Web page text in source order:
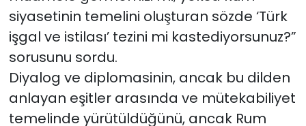
siyasetinin temelini oluşturan sözde ‘Türk
işgal ve istilası’ tezini mi kastediyorsunuz?”
sorusunu sordu.
Diyalog ve diplomasinin, ancak bu dilden
anlayan eşitler arasında ve mütekabiliyet
temelinde yürütüldüğünü, ancak Rum